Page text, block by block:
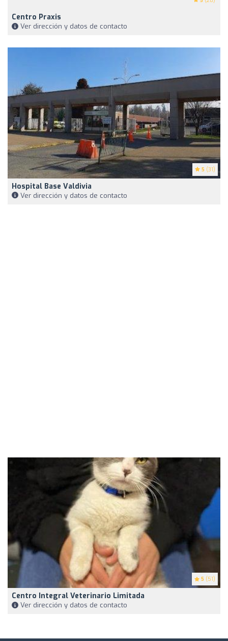
Centro Praxis
Ver dirección y datos de contacto
5 (31)
Hospital Base Valdivia
Ver dirección y datos de contacto
5 (51)
Centro Integral Veterinario Limitada
Ver dirección y datos de contacto